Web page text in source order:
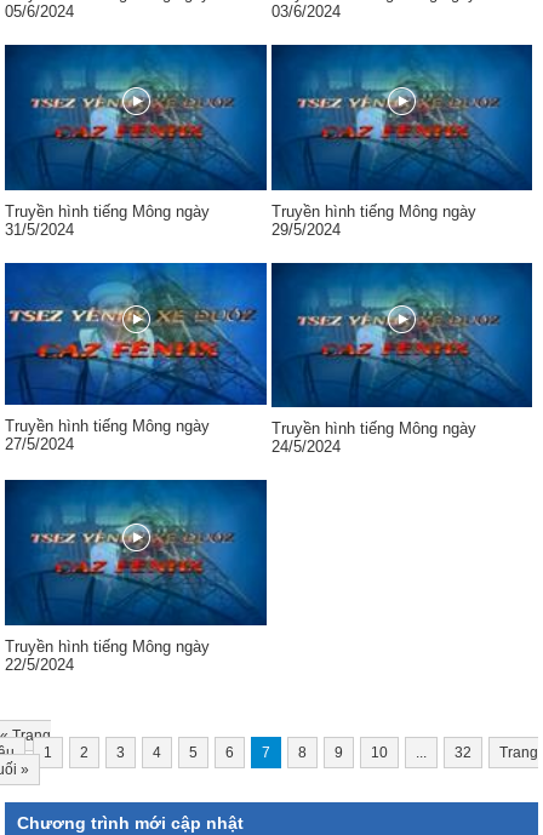
05/6/2024
03/6/2024
Truyền hình tiếng Mông ngày
31/5/2024
Truyền hình tiếng Mông ngày
29/5/2024
Truyền hình tiếng Mông ngày
27/5/2024
Truyền hình tiếng Mông ngày
24/5/2024
Truyền hình tiếng Mông ngày
22/5/2024
«Trang
1 2 3 4 5 6 7 8 9 10 ... 32
Trang
»
Chương trình mới cập nhật